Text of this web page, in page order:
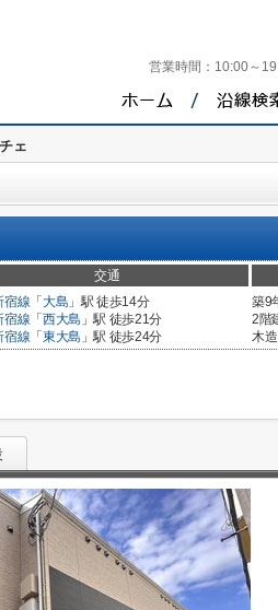
営業時間： 10:00～
ェ
交通
宿線 「 大島 」駅 徒歩14分
宿線 「 西大島 」駅 徒歩21分
宿線 「 東大島 」駅 徒歩24分
築9
2階
木造